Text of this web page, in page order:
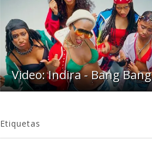
Video: Indira - Bang Bang
Etiquetas